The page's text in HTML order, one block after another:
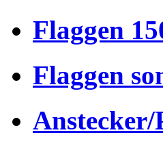
Flaggen
Flaggen